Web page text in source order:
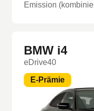
Emission
BMW i4
eDrive40
E-Prämie